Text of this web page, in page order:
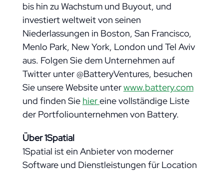
bis hin zu Wachstum und Buyout, und
investiert weltweit von seinen
Niederlassungen in Boston, San Francisco,
Menlo Park, New York, London und Tel Aviv
aus. Folgen Sie dem Unternehmen auf
Twitter unter @BatteryVentures, besuchen
Sie unsere Website unterwww.battery.com
und finden Sie hiereine vollständige Liste
der Portfoliounternehmen von Battery.
Über 1Spatial
1Spatial ist ein Anbieter von moderner
Software und Dienstleistungen für Location